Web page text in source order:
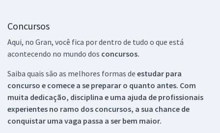
Concursos
Aqui, no Gran, você fica por dentro de tudo o que está
acontecendo no mundo dos concursos.
Saiba quais são as melhores formas de estudar para
concurso e comece a se preparar o quanto antes. Com
muita dedicação, disciplina e uma ajuda de profissionais
experientes no ramo dos concursos, a sua chance de
conquistar uma vaga passa a ser bem maior.